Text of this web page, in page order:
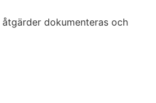
dokumenteras och